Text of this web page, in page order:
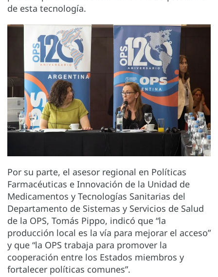
de esta tecnología.
Por su parte, el asesor regional en Políticas
Farmacéuticas e Innovación de la Unidad de
Medicamentos y Tecnologías Sanitarias del
Departamento de Sistemas y Servicios de Salud
de la OPS, Tomás Pippo, indicó que “la
producción local es la vía para mejorar el acceso”
y que “la OPS trabaja para promover la
cooperación entre los Estados miembros y
fortalecer políticas comunes”.